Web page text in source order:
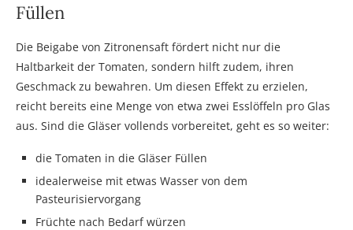
Füllen
Die Beigabe von Zitronensaft fördert nicht nur die
Haltbarkeit der Tomaten, sondern hilft zudem, ihren
Geschmack zu bewahren. Um diesen Effekt zu erzielen,
reicht bereits eine Menge von etwa zwei Esslöffeln pro Glas
aus. Sind die Gläser vollends vorbereitet, geht es so weiter:
die Tomaten in die Gläser Füllen
idealerweise mit etwas Wasser von dem
Pasteurisiervorgang
Früchte nach Bedarf würzen